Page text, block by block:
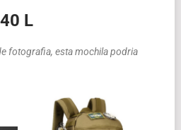
L
fotografia, esta mochila podria